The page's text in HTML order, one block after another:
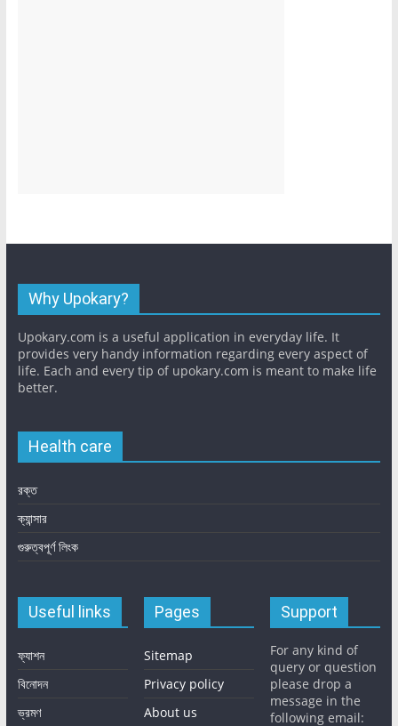
Why Upokary?
Upokary.com is a useful application in everyday life. It
provides very handy information regarding every aspect of
life. Each and every tip of upokary.com is meant to make life
better.
Health care
রক্ত
ক্যান্সার
গুরুত্বপূর্ণ লিংক
Useful links
ফ্যাশন
বিনোদন
ভ্রমণ
Pages
Sitemap
Privacy policy
About us
Support
For any kind of
query or question
please drop a
message in the
following email: